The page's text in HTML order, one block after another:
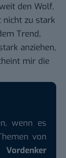
den Wolf,
nicht zu stark
Trend,
anziehen,
mir die
wenn es
von